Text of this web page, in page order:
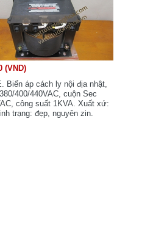
(VND)
Biến áp cách ly nội địa nhật,
400/440VAC, cuộn Sec
công suất 1KVA. Xuất xứ:
trạng: đẹp, nguyên zin.